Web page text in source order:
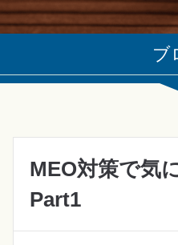
ブ
MEO対策で気
Part1